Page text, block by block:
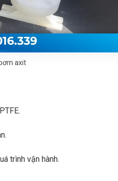
axit
trình vận hành.